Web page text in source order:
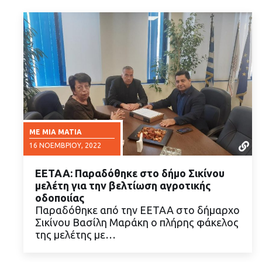
ΜΕ ΜΙΑ ΜΑΤΙΆ
16 ΝΟΕΜΒΡΊΟΥ, 2022
ΔΙΑΒΑΣΤΕ ΠΕΡΙΣΣΟΤΕΡΑ
ΕΕΤΑΑ: Παραδόθηκε στο δήμο Σικίνου
μελέτη για την βελτίωση αγροτικής
οδοποιίας
Παραδόθηκε από την ΕΕΤΑΑ στο δήμαρχο
Σικίνου Βασίλη Μαράκη ο πλήρης φάκελος
της μελέτης με…